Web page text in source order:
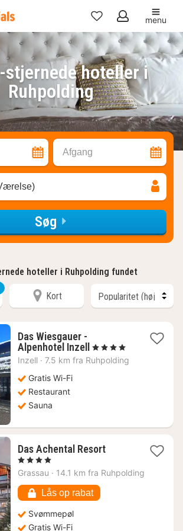
Mine
favoritter
menu
stjernede hoteller i
Ruhpolding
Afgang
Søg
hoteller i Ruhpolding fundet
Kort
Das Wiesgauer -
Alpenhotel Inzell 1
nat
fra
, 4 Stjerner
Inzell · 7.5 km fra Ruhpolding
Gratis Wi-Fi
Restaurant
Sauna
Das Achental Resort1
fra
2648
, 4 Stjerner
Grassau · 14.1 km fra Ruhpolding
Lås op rabat
Svømmepøl
Gratis Wi-Fi